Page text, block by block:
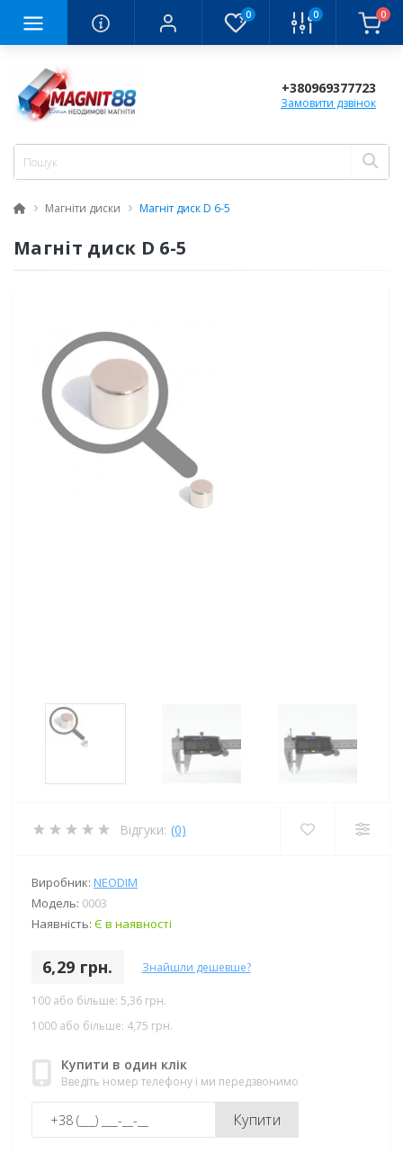
0 0 0
+380969377723
Замовити дзвінок
Магніти диски Магніт диск D 6-5
Магніт диск D 6-5
Відгуки: (0)
Виробник: NEODIM
Модель: 0003
Наявність: Є в наявності
6,29 грн. Знайшли дешевше?
100 або більше: 5,36 грн.
1000 або більше: 4,75 грн.
Купити в один клік
Введіть номер телефону і ми передзвонимо
Купити